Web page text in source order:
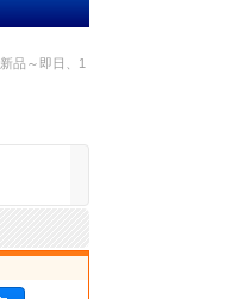
品～即日、1